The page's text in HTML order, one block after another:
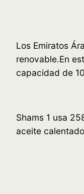
Los Emiratos
renovable.En
capacidad de
Shams 1 usa
aceite